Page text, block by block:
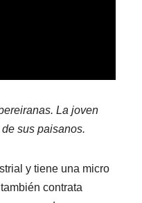
La joven
sus paisanos.
y tiene una micro
contrata